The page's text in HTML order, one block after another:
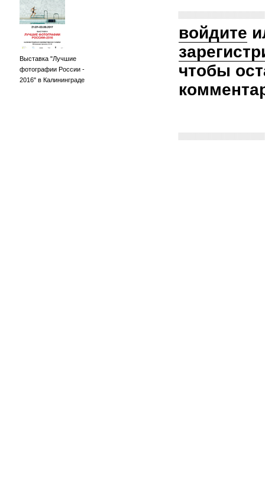
Выставка "Лучшие
фотографии России -
2016" в Калининграде
войдите
чтобы